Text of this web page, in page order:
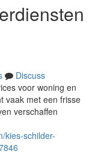
Discuss
voor woning en
vaak met een frisse
verschaffen
kies-schilder-